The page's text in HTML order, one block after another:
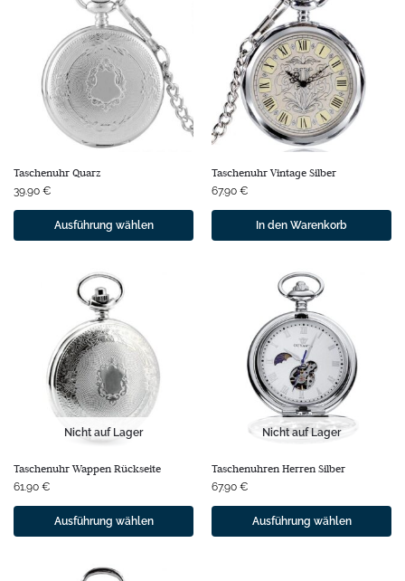
Taschenuhr Quarz
39.90 €
Ausführung wählen
Taschenuhr Vintage Silber
67.90 €
In den Warenkorb
Nicht auf Lager
Taschenuhr Wappen Rückseite
61.90 €
Ausführung wählen
Nicht auf Lager
Taschenuhren Herren Silber
67.90 €
Ausführung wählen